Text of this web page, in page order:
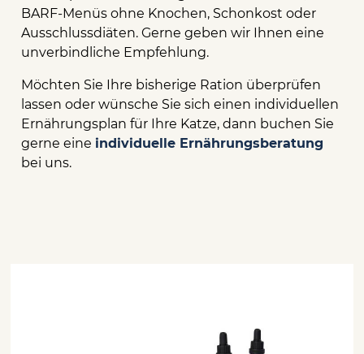
BARF-Menüs ohne Knochen, Schonkost oder
Ausschlussdiäten. Gerne geben wir Ihnen eine
unverbindliche Empfehlung.
Möchten Sie Ihre bisherige Ration überprüfen
lassen oder wünsche Sie sich einen individuellen
Ernährungsplan für Ihre Katze, dann buchen Sie
gerne eine individuelle Ernährungsberatung
bei uns.